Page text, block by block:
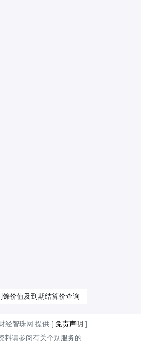
馀价值及到期结算价查询
经智珠网 提供 [ 免责声明 ]
料请参阅有关个别服务的